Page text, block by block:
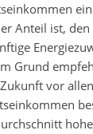
Anteil ist,
Grund
vor